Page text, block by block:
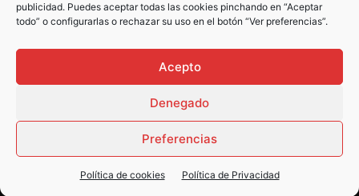
publicidad. Puedes aceptar todas las cookies pinchando en “Aceptar
todo” o configurarlas o rechazar su uso en el botón “Ver preferencias”.
Acepto
Denegado
Preferencias
Política de cookies Política de Privacidad
Recibir un correo electrónico con los siguientes comentarios
a esta entrada.
Recibir un correo electrónico con cada nueva entrada.
© Newspaper WordPress Theme by TagDiv